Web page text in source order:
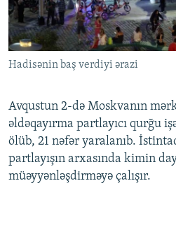
Hadisənin baş verdiyi ərazi
Avqustun 2-də Moskvanın
əldəqayırma partlayıcı qurğu
ölüb, 21 nəfər yaralanıb.
partlayışın arxasında kimin
müəyyənləşdirməyə çalışır.